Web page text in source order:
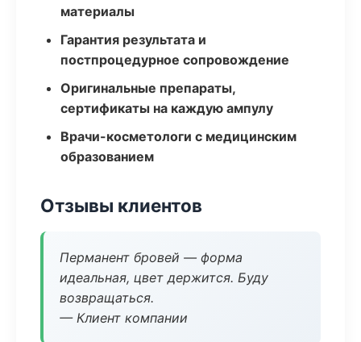
материалы
Гарантия результата и
постпроцедурное сопровождение
Оригинальные препараты,
сертификаты на каждую ампулу
Врачи-косметологи с медицинским
образованием
Отзывы клиентов
Перманент бровей — форма
идеальная, цвет держится. Буду
возвращаться.
— Клиент компании